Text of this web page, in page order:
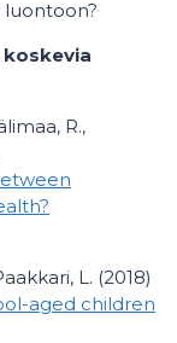
luontoon?
R.,
L. (2018)
aged children